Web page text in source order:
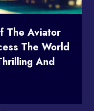
The Aviator
The World
And